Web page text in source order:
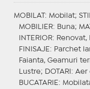
MOBILAT : Mobilat;
MOBILIER: Buna;
INTERIOR: Renovat,
FINISAJE : Parchet
Faianta, Geamuri
Lustre;
DOTARI : Aer
BUCATARIE :